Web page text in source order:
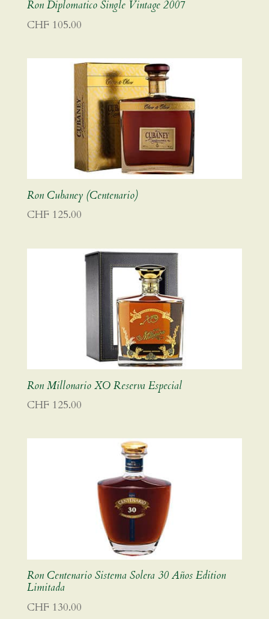
Ron Diplomatico Single Vintage 2007
CHF 105.00
Ron Cubaney (Centenario)
CHF 125.00
Ron Millonario XO Reserva Especial
CHF 125.00
Ron Centenario Sistema Solera 30 Años Edition
Limitada
CHF 130.00